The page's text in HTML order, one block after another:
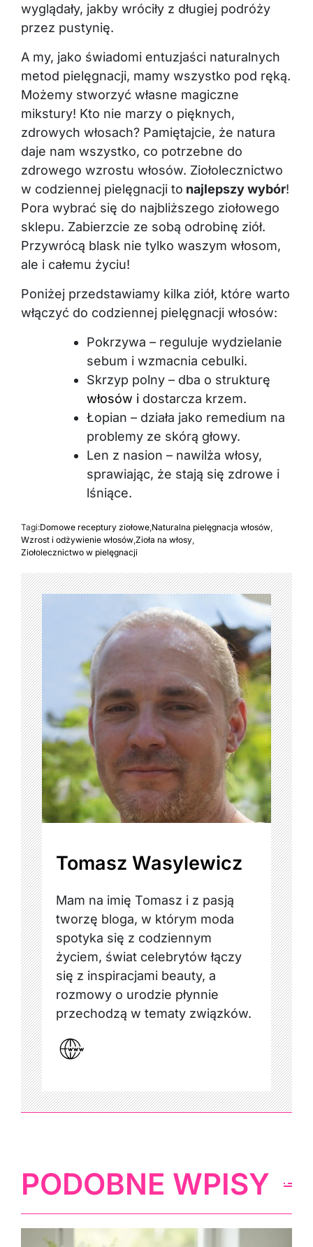
wyglądały, jakby wróciły z długiej podróży
przez pustynię.
A my, jako świadomi entuzjaści naturalnych
metod pielęgnacji, mamy wszystko pod ręką.
Możemy stworzyć własne magiczne
mikstury! Kto nie marzy o pięknych,
zdrowych włosach? Pamiętajcie, że natura
daje nam wszystko, co potrzebne do
zdrowego wzrostu włosów. Ziołolecznictwo
w codziennej pielęgnacji to najlepszy wybór!
Pora wybrać się do najbliższego ziołowego
sklepu. Zabierzcie ze sobą odrobinę ziół.
Przywrócą blask nie tylko waszym włosom,
ale i całemu życiu!
Poniżej przedstawiamy kilka ziół, które warto
włączyć do codziennej pielęgnacji włosów:
Pokrzywa – reguluje wydzielanie
sebum i wzmacnia cebulki.
Skrzyp polny – dba o strukturę
włosów i dostarcza krzem.
Łopian – działa jako remedium na
problemy ze skórą głowy.
Len z nasion – nawilża włosy,
sprawiając, że stają się zdrowe i
lśniące.
Tagi:Domowe receptury ziołowe Naturalna pielęgnacja włosów
Wzrost i odżywienie włosów Zioła na włosy
Ziołolecznictwo w pielęgnacji
Tomasz Wasylewicz
Mam na imię Tomasz i z pasją
tworzę bloga, w którym moda
spotyka się z codziennym
życiem, świat celebrytów łączy
się z inspiracjami beauty, a
rozmowy o urodzie płynnie
przechodzą w tematy związków.
PODOBNE WPISY